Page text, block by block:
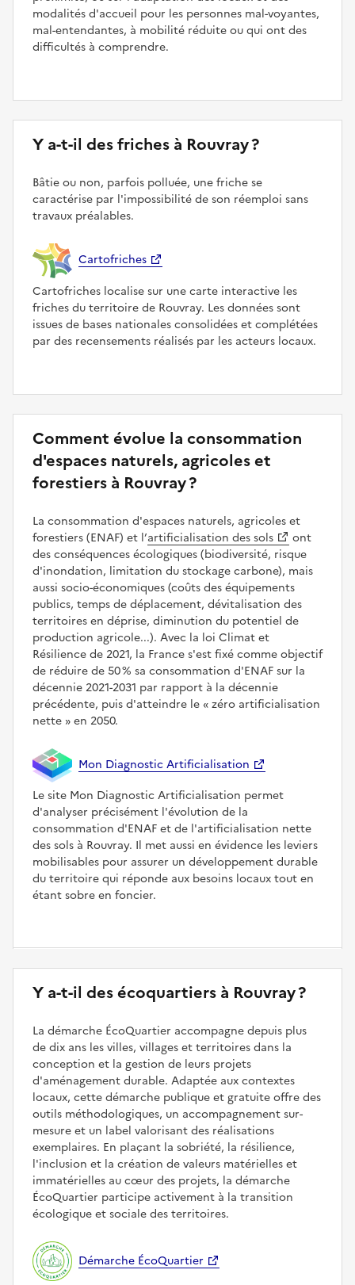
modalités d'accueil pour les personnes mal-voyantes,
mal-entendantes, à mobilité réduite ou qui ont des
difficultés à comprendre.
Y a-t-il des friches à Rouvray ?
Bâtie ou non, parfois polluée, une friche se
caractérise par l'impossibilité de son réemploi sans
travaux préalables.
Cartofriches
Cartofriches localise sur une carte interactive les
friches du territoire de Rouvray. Les données sont
issues de bases nationales consolidées et complétées
par des recensements réalisés par les acteurs locaux.
Comment évolue la consommation
d'espaces naturels, agricoles et
forestiers à Rouvray ?
La consommation d'espaces naturels, agricoles et
forestiers (ENAF) et l’artificialisation des sols
ont
des conséquences écologiques (biodiversité, risque
d'inondation, limitation du stockage carbone), mais
aussi socio-économiques (coûts des équipements
publics, temps de déplacement, dévitalisation des
territoires en déprise, diminution du potentiel de
production agricole...). Avec la loi Climat et
Résilience de 2021, la France s'est fixé comme objectif
de réduire de 50 % sa consommation d'ENAF sur la
décennie 2021-2031 par rapport à la décennie
précédente, puis d'atteindre le
zéro artificialisation
nette
en 2050.
Mon Diagnostic Artificialisation
Le site Mon Diagnostic Artificialisation permet
d'analyser précisément l'évolution de la
consommation d'ENAF et de l'artificialisation nette
des sols à Rouvray. Il met aussi en évidence les leviers
mobilisables pour assurer un développement durable
du territoire qui réponde aux besoins locaux tout en
étant sobre en foncier.
Y a-t-il des écoquartiers à Rouvray ?
La démarche ÉcoQuartier accompagne depuis plus
de dix ans les villes, villages et territoires dans la
conception et la gestion de leurs projets
d'aménagement durable. Adaptée aux contextes
locaux, cette démarche publique et gratuite offre des
outils méthodologiques, un accompagnement sur-
mesure et un label valorisant des réalisations
exemplaires. En plaçant la sobriété, la résilience,
l'inclusion et la création de valeurs matérielles et
immatérielles au cœur des projets, la démarche
ÉcoQuartier participe activement à la transition
écologique et sociale des territoires.
Démarche ÉcoQuartier